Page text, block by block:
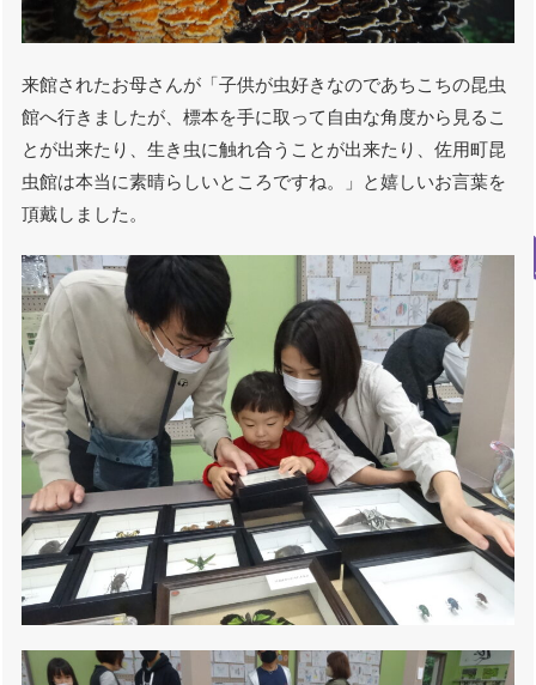
来館されたお母さんが「子供が虫好きなのであちこちの昆虫
館へ行きましたが、標本を手に取って自由な角度から見るこ
とが出来たり、生き虫に触れ合うことが出来たり、佐用町昆
虫館は本当に素晴らしいところですね。」と嬉しいお言葉を
頂戴しました。